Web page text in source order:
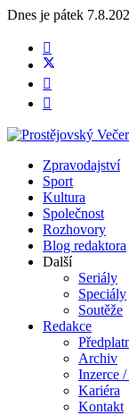
Dnes je pátek
Zpravodajství
Sport
Kultura
Společnost
Rozhovory
Blog redaktora
Další
Seriály
Speciály
Soutěže
Redakce
Archiv
Inzerce
Kariéra
Kontakt